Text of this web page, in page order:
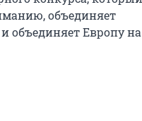
объединяет
объединяет Европу на